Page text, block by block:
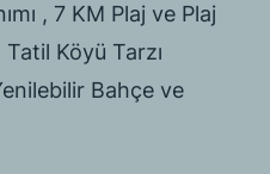
, 7 KM Plaj ve Plaj
Köyü Tarzı
Bahçe ve